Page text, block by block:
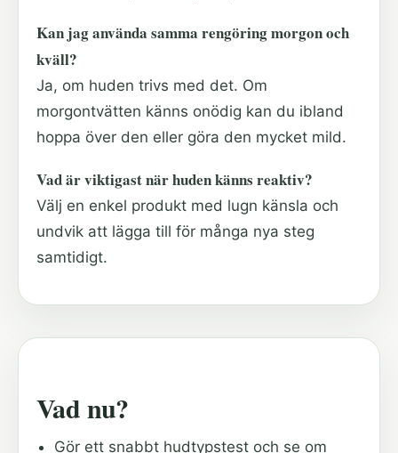
Kan jag använda samma rengöring morgon och
kväll?
Ja, om huden trivs med det. Om
morgontvätten känns onödig kan du ibland
hoppa över den eller göra den mycket mild.
Vad är viktigast när huden känns reaktiv?
Välj en enkel produkt med lugn känsla och
undvik att lägga till för många nya steg
samtidigt.
Vad nu?
Gör ett snabbt hudtypstest och se om